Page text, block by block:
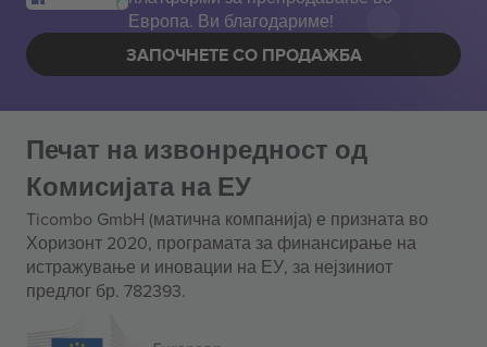
Европа. Ви благодариме!
ЗАПОЧНЕТЕ СО ПРОДАЖБА
Печат на извонредност од
Комисијата на ЕУ
Ticombo GmbH (матична компанија) е призната во
Хоризонт 2020, програмата за финансирање на
истражување и иновации на ЕУ, за нејзиниот
предлог бр. 782393.